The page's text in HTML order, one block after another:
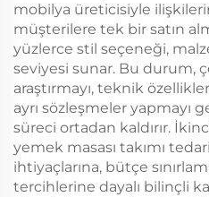
mobilya üreticisiyle
müşterilere tek bir satın
yüzlerce stil seçeneği,
seviyesi sunar. Bu durum,
araştırmayı, teknik
ayrı sözleşmeler yapmayı
süreci ortadan kaldırır.
yemek masası takımı
ihtiyaçlarına, bütçe
tercihlerine dayalı bilinçli